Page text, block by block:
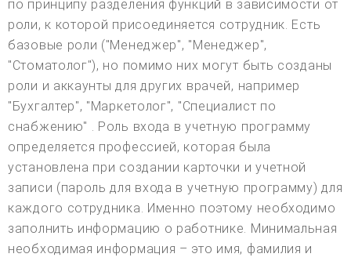
по принципу разделения функций в зависимости от
роли, к которой присоединяется сотрудник. Есть
базовые роли ("Менеджер", "Менеджер",
"Стоматолог"), но помимо них могут быть созданы
роли и аккаунты для других врачей, например
"Бухгалтер", "Маркетолог", "Специалист по
снабжению" . Роль входа в учетную программу
определяется профессией, которая была
установлена при создании карточки и учетной
записи (пароль для входа в учетную программу) для
каждого сотрудника. Именно поэтому необходимо
заполнить информацию о работнике. Минимальная
необходимая информация – это имя, фамилия и